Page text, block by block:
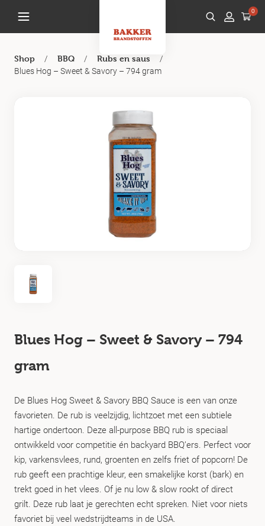
0
Shop / BBQ / Rubs en saus
/
Blues Hog – Sweet & Savory – 794 gram
Blues Hog – Sweet & Savory – 794
gram
De Blues Hog Sweet & Savory BBQ Sauce is een van onze
favorieten. De rub is veelzijdig, lichtzoet met een subtiele
hartige ondertoon. Deze all-purpose BBQ rub is speciaal
ontwikkeld voor competitie én backyard BBQ’ers. Perfect voor
kip, varkensvlees, rund, groenten en zelfs friet of popcorn! De
rub geeft een prachtige kleur, een smakelijke korst (bark) en
trekt goed in het vlees. Of je nu low & slow rookt of direct
grilt. Deze rub laat je gerechten echt spreken. Niet voor niets
favoriet bij veel wedstrijdteams in de USA.